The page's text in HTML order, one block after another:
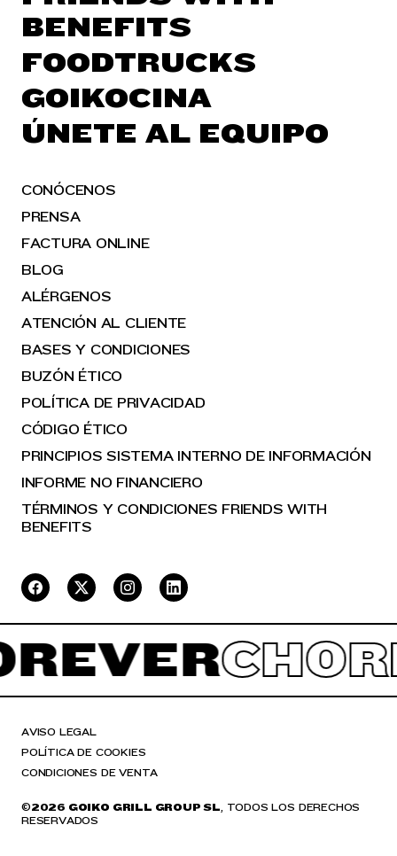
BENEFITS
FOODTRUCKS
GOIKOCINA
ÚNETE AL EQUIPO
CONÓCENOS
PRENSA
FACTURA ONLINE
BLOG
ALÉRGENOS
ATENCIÓN AL CLIENTE
BASES Y CONDICIONES
BUZÓN ÉTICO
POLÍTICA DE PRIVACIDAD
CÓDIGO ÉTICO
PRINCIPIOS SISTEMA INTERNO DE INFORMACIÓN
INFORME NO FINANCIERO
TÉRMINOS Y CONDICIONES FRIENDS WITH
BENEFITS
©2026 GOIKO GRILL GROUP SL, TODOS LOS DERECHOS
RESERVADOS
AVISO LEGAL
POLÍTICA DE COOKIES
CONDICIONES DE VENTA